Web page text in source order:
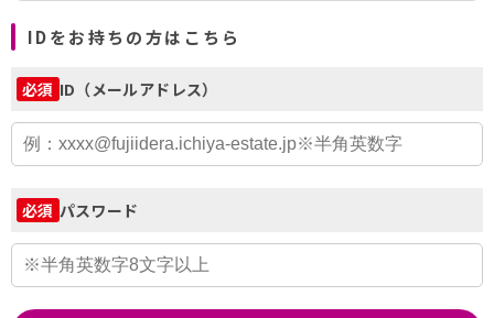
IDをお持ちの方はこちら
必須 ID（メールアドレス）
必須 パスワード